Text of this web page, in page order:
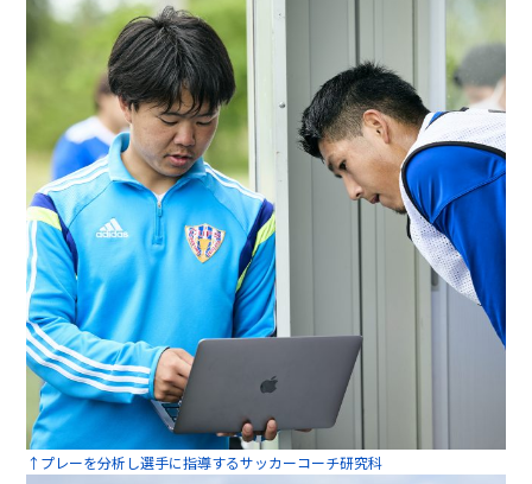
↑プレーを分析し選手に指導するサッカーコーチ研究科